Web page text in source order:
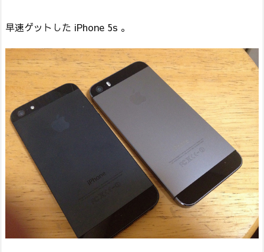
早速ゲットした iPhone 5s 。